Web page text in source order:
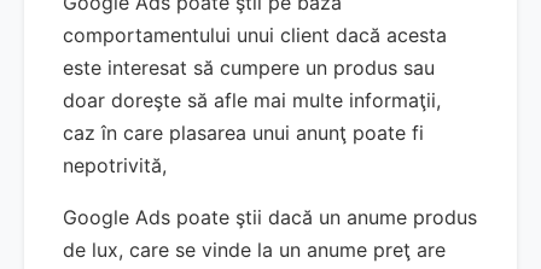
comportamentului unui client dacă acesta
este interesat să cumpere un produs sau
doar doreşte să afle mai multe informaţii,
caz în care plasarea unui anunţ poate fi
nepotrivită,
Google Ads poate ştii dacă un anume produs
de lux, care se vinde la un anume preţ are